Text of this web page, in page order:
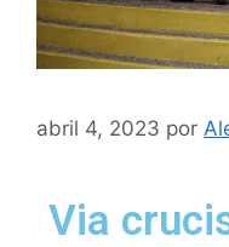
abril 4, 2023 por
Via